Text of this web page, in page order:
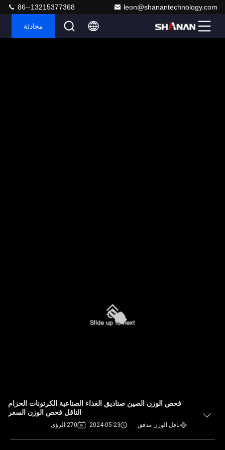
leon@shanantechnology.com
86--13215377368
محادثة
فحص الوزن الصين صناديق الغذاء الصناعية الكرتونات الحزام
الناقل فحص الوزن السعر
ناقل الوزن مدقق 2024-05-23 270 الرؤى